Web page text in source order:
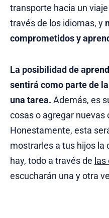
transporte hacia un
través de los idiomas, y
comprometidos y
La posibilidad de
sentirá como parte de
una tarea. Además, es
cosas o agregar nuevas
Honestamente, esta
mostrarles a tus hijos la
hay, todo a través de
escucharán una y otra